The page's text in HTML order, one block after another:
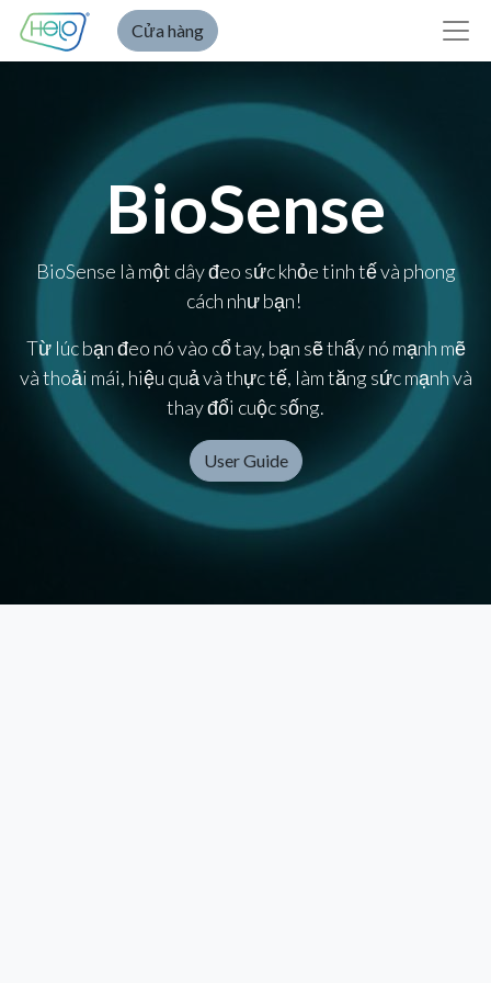
Cửa hàng
BioSense
BioSense là một dây đeo sức khỏe tinh tế và phong
cách như bạn!
Từ lúc bạn đeo nó vào cổ tay, bạn sẽ thấy nó mạnh mẽ
và thoải mái, hiệu quả và thực tế, làm tăng sức mạnh và
thay đổi cuộc sống.
User Guide